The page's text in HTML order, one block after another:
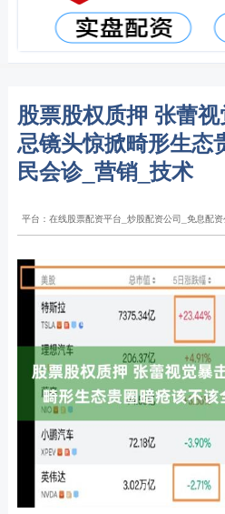
股票股权质押 张蕾
忌镜头惊掀畸形生态
民会诊_营销_技术
平台：在线股票配资平台_炒股配资公司_免息配资